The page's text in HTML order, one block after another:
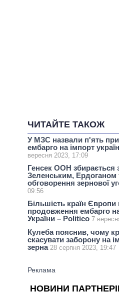
ЧИТАЙТЕ ТАКОЖ
У МЗС назвали п'ять
ембарго на імпорт
вересня 2023, 17:09
Генсек ООН збирається
Зеленським,
обговорення зернової
09:56
Більшість країн
продовження ембарго
України – Politico 7
Кулеба пояснив, чому
скасувати заборону на
зерна 28 серпня 2023, 19:47